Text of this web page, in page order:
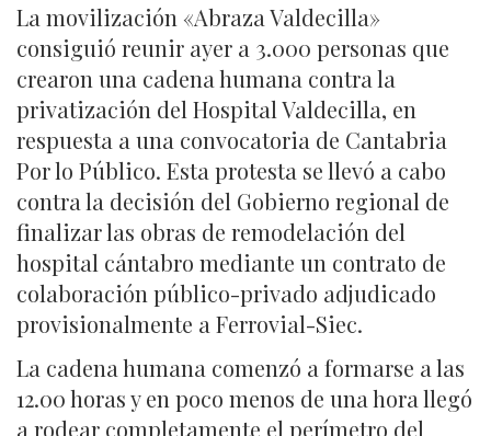
La movilización «Abraza Valdecilla»
consiguió reunir ayer a 3.000 personas que
crearon una cadena humana contra la
privatización del Hospital Valdecilla, en
respuesta a una convocatoria de Cantabria
Por lo Público. Esta protesta se llevó a cabo
contra la decisión del Gobierno regional de
finalizar las obras de remodelación del
hospital cántabro mediante un contrato de
colaboración público-privado adjudicado
provisionalmente a Ferrovial-Siec.
La cadena humana comenzó a formarse a las
12.00 horas y en poco menos de una hora llegó
a rodear completamente el perímetro del